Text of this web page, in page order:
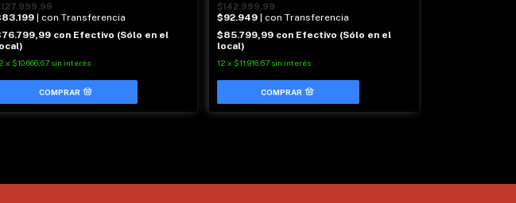
| con Transferencia
con Efectivo (Sólo en el
x $10.666,67 sin interés
$142.999,99
$92.949
| con Transferencia
$85.799,99 con Efectivo (Sólo en el
local)
12 x $11.916,67 sin interés